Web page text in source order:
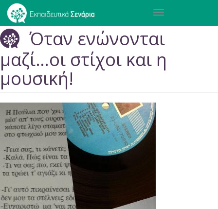
Παράκαμψη
προς
το
κυρίως
περιεχόμενο
Toggle
Όταν ενώνονται
μαζί…οι στίχοι και η
μουσική!